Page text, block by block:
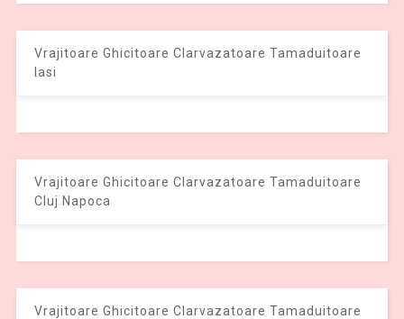
Vrajitoare Ghicitoare Clarvazatoare Tamaduitoare
Iasi
Vrajitoare Ghicitoare Clarvazatoare Tamaduitoare
Cluj Napoca
Vrajitoare Ghicitoare Clarvazatoare Tamaduitoare